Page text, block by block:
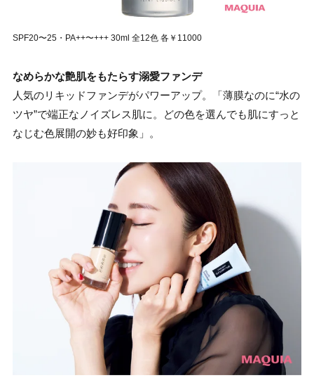
SPF20〜25・PA++〜+++ 30ml 全12色 各￥11000
なめらかな艶肌をもたらす溺愛ファンデ
人気のリキッドファンデがパワーアップ。「薄膜なのに“水の
ツヤ”で端正なノイズレス肌に。どの色を選んでも肌にすっと
なじむ色展開の妙も好印象」。